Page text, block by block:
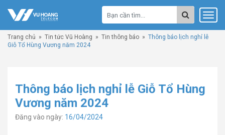
Trang chủ » Tin tức Vũ Hoàng » Tin thông báo » Thông báo lịch nghỉ lễ
Giỗ Tổ Hùng Vương năm 2024
Thông báo lịch nghỉ lễ Giỗ Tổ Hùng
Vương năm 2024
Đăng vào ngày: 16/04/2024